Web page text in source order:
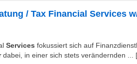
/ Tax Financial Services
Services fokussiert sich auf
dabei, in einer sich stets verändernden ... [